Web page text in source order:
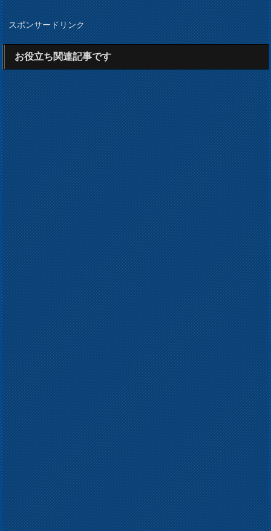
スポンサードリンク
お役立ち関連記事です